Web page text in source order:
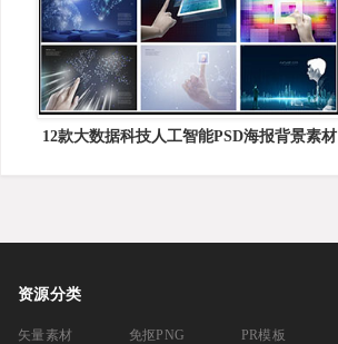
12款大数据科技人工智能PSD海报背景素材
资源分类
矢量素材 免抠PNG PR模板